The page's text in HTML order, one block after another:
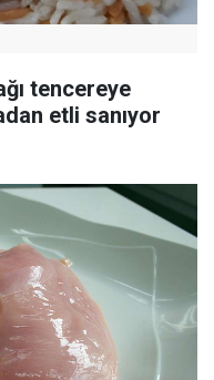
tencereye
etli sanıyor